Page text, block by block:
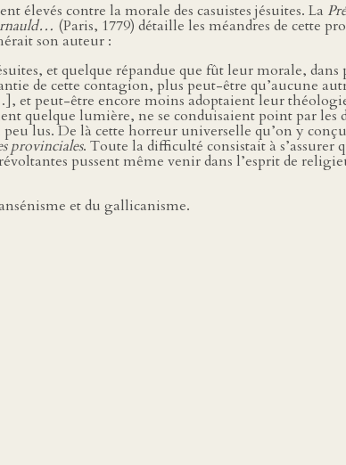
élevés contre la morale des casuistes jésuites. La
(Paris, 1779) détaille les méandres de cette
son auteur :
et quelque répandue que fût leur morale, dans
de cette contagion, plus peut-être qu’aucune
et peut-être encore moins adoptaient leur
quelque lumière, ne se conduisaient point par les
lus. De là cette horreur universelle qu’on y
provinciales. Toute la difficulté consistait à s’assurer
pussent même venir dans l’esprit de
et du gallicanisme.